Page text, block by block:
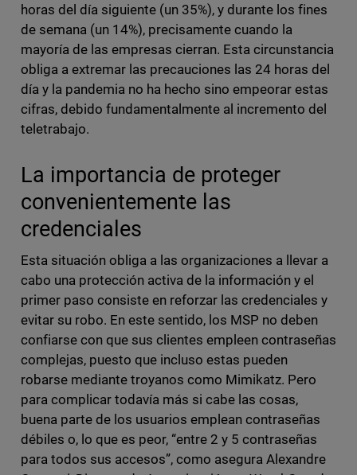
horas del día siguiente (un 35%), y durante los fines
de semana (un 14%), precisamente cuando la
mayoría de las empresas cierran. Esta circunstancia
obliga a extremar las precauciones las 24 horas del
día y la pandemia no ha hecho sino empeorar estas
cifras, debido fundamentalmente al incremento del
teletrabajo.
La importancia de proteger
convenientemente las
credenciales
Esta situación obliga a las organizaciones a llevar a
cabo una protección activa de la información y el
primer paso consiste en reforzar las credenciales y
evitar su robo. En este sentido, los MSP no deben
confiarse con que sus clientes empleen contraseñas
complejas, puesto que incluso estas pueden
robarse mediante troyanos como Mimikatz. Pero
para complicar todavía más si cabe las cosas,
buena parte de los usuarios emplean contraseñas
débiles o, lo que es peor, “entre 2 y 5 contraseñas
para todos sus accesos”, como asegura Alexandre